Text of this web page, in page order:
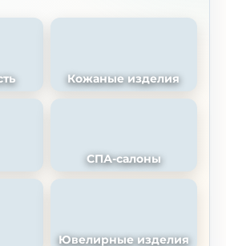
Кожаные изделия
СПА-салоны
Ювелирные изделия